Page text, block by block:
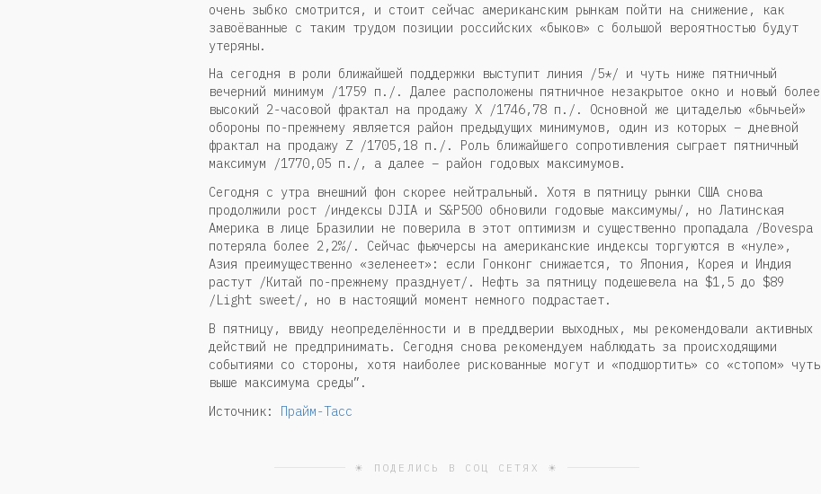
очень зыбко смотрится, и стоит сейчас американским рынкам пойти на снижение, как
завоёванные с таким трудом позиции российских «быков» с большой вероятностью будут
утеряны.
На сегодня в роли ближайшей поддержки выступит линия /5*/ и чуть ниже пятничный
вечерний минимум /1759 п./. Далее расположены пятничное незакрытое окно и новый более
высокий 2-часовой фрактал на продажу X /1746,78 п./. Основной же цитаделью «бычьей»
обороны по-прежнему является район предыдущих минимумов, один из которых – дневной
фрактал на продажу Z /1705,18 п./. Роль ближайшего сопротивления сыграет пятничный
максимум /1770,05 п./, а далее – район годовых максимумов.
Сегодня с утра внешний фон скорее нейтральный. Хотя в пятницу рынки США снова
продолжили рост /индексы DJIA и S&P500 обновили годовые максимумы/, но Латинская
Америка в лице Бразилии не поверила в этот оптимизм и существенно пропадала /Bovespa
потеряла более 2,2%/. Сейчас фьючерсы на американские индексы торгуются в «нуле»,
Азия преимущественно «зеленеет»: если Гонконг снижается, то Япония, Корея и Индия
растут /Китай по-прежнему празднует/. Нефть за пятницу подешевела на $1,5 до $89
/Light sweet/, но в настоящий момент немного подрастает.
В пятницу, ввиду неопределённости и в преддверии выходных, мы рекомендовали активных
действий не предпринимать. Сегодня снова рекомендуем наблюдать за происходящими
событиями со стороны, хотя наиболее рискованные могут и «подшортить» со «стопом» чуть
выше максимума среды”.
Источник: Прайм-Тасс
☀ ПОДЕЛИСЬ В СОЦ СЕТЯХ ☀